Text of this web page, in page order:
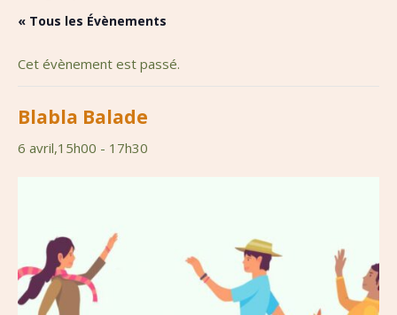
« Tous les Évènements
Cet évènement est passé.
Blabla Balade
6 avril,15h00 - 17h30